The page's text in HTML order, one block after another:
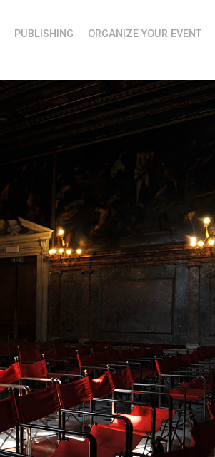
PUBLISHING ORGANIZE YOUR EVENT